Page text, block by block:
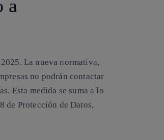
a
. La nueva normativa,
no podrán contactar
Esta medida se suma a lo
de Protección de Datos,